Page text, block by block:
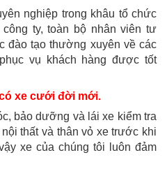
nghiệp trong khâu tổ chức
ty, toàn bộ nhân viên tư
đào tạo thường xuyên về các
vụ khách hàng được tốt
xe cưới đời mới.
bảo dưỡng và lái xe kiểm tra
thất và thân vỏ xe trước khi
xe của chúng tôi luôn đảm